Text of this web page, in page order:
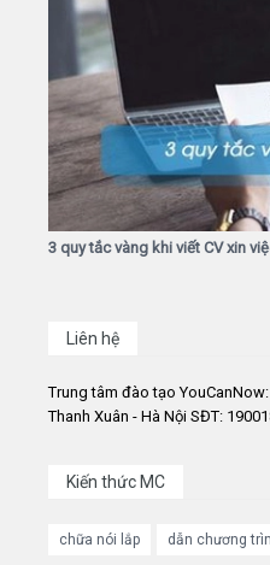
3 quy tắc vàng khi viết CV xin
Liên hệ
Trung tâm đào tạo
Thanh Xuân - Hà Nội SĐT:
Kiến thức MC
chữa nói lắp dẫn chương